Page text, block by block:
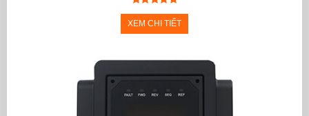
XEM CHI TIẾT